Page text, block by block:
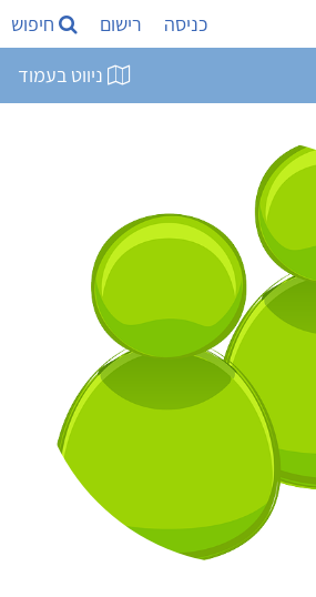
כניסה רישום חיפוש
ניווט בעמוד